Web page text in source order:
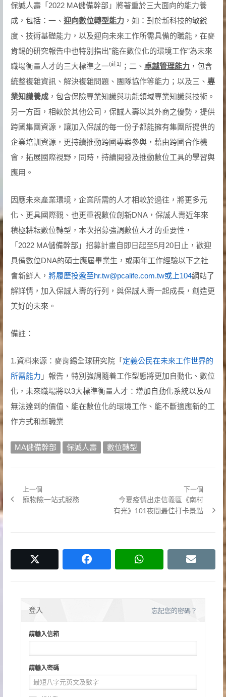
保誠人壽「2022 MA儲備幹部」將著重於三大面向的能力養
成，包括：一、 迎向數位轉型能力，如：對於新科技的敏銳
度、技術基礎能力，以及迎向未來工作所需具備的職能，在麥
肯錫的研究報告中也特別指出”能在數位化的環境工作”為未來
職場衡量人才的三大標準之一(註1) ；二、 卓越管理能力，包含
統整複雜資訊、解決複雜問題、團隊協作等能力；以及三、 專
業知識養成，包含保險專業知識與功能領域專業知識與技術。
另一方面，相較於其他公司，保誠人壽以其外商之優勢，提供
跨國集團資源，讓加入保誠的每一份子都能擁有集團所提供的
企業培訓資源，更持續推動跨國專案參與，藉由跨國合作機
會，拓展國際視野，同時，持續開發及推動數位工具的學習與
應用。
因應未來產業環境，企業所需的人才相較於過往，將更多元
化、更具國際觀、也更重視數位創新DNA，保誠人壽近年來
積極耕耘數位轉型，本次招募強調數位人才的重要性，
「2022 MA儲備幹部」招募計畫自即日起至5月20日止，歡迎
具備數位DNA的碩士應屆畢業生，或兩年工作經驗以下之社
會新鮮人， 將履歷投遞至hr.tw@pcalife.com.tw或上104網站了
解詳情，加入保誠人壽的行列，與保誠人壽一起成長，創造更
美好的未來。
備註：
1.資料來源：麥肯錫全球研究院「 定義公民在未來工作世界的
所需能力 」報告，特別強調隨着工作型態將更加自動化、數位
化，未來職場將以3大標準衡量人才：增加自動化系統以及AI
無法達到的價值、能在數位化的環境工作、能不斷適應新的工
作方式和新職業
MA儲備幹部 保誠人壽 數位轉型
導
覽
上一個
Previous
寵物險一站式服務
下一個
Next
post:
今夏疫情出走信義區《南村
有光》101夜間最佳打卡景點
facebook whatsapp email
登入 忘記您的密碼？
請輸入信箱
請輸入密碼